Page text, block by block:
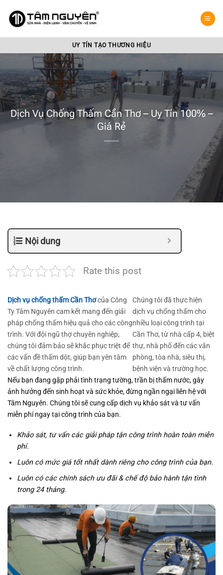
qua
dung
UY TÍN TẠO THƯƠNG HIỆU
Dịch Vụ Chống Thấm Cần Thơ – Uy Tín 100% –
Giá Rẻ
Nội dung
Rate this post
Dịch vụ chống thấm Cần Thơcủa Công
Ty Tâm Nguyên cam kết mang đến giải
pháp chống thấm hiệu quả cho các công
trình. Với đội ngũ thợ chuyên nghiệp,
chúng tôi đảm bảo sẽ khắc phục triệt để
các vấn đề thấm dột, giúp bạn yên tâm
về chất lượng công trình.
Chúng tôi đã thực hiện
dịch vụ chống thấm cho
nhiều loại công trình tại
Cần Thơ, từ nhà cấp 4, biệt
thự, nhà phố đến các văn
phòng, tòa nhà, siêu thị,
bệnh viện và trường học.
Nếu bạn đang gặp phải tình trạng tường, trần bị thấm nước, gây
ảnh hưởng đến sinh hoạt và sức khỏe, đừng ngần ngại liên hệ với
Tâm Nguyên. Chúng tôi sẽ cung cấp dịch vụ khảo sát và tư vấn
miễn phí ngay tại công trình của bạn.
Khảo sát, tư vấn các giải pháp tận công trình hoàn toàn miễn
phí.
Luôn có mức giá tốt nhất dành riêng cho công trình của bạn.
Luôn có các chính sách ưu đãi & chế độ bảo hành tận tình
trong 24 tháng.